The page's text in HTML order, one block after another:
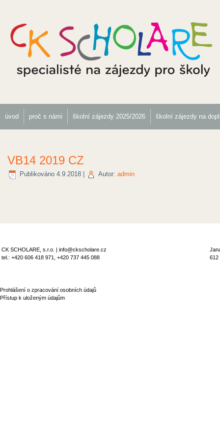
úvod proč s námi školní zájezdy 2025/2026 školní zájezdy na
VB14 2019 CZ
Publikováno 4.9.2018 Autor: admin
CK SCHOLARE, s.r.o. | info@ckscholare.cz
tel.: +420 606 418 971, +420 737 445 088
612
Prohlášení o zpracování osobních údajů
Přístup k uloženým údajům